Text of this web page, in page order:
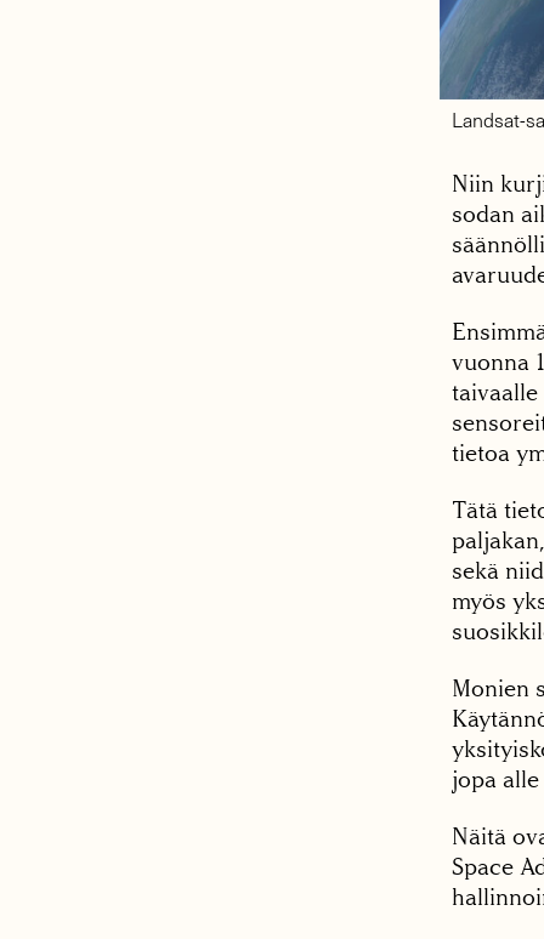
Landsat-
Niin
sodan
vuonna
tietoa
Tätä
sekä
myös
Monien
jopa
Näitä
Space